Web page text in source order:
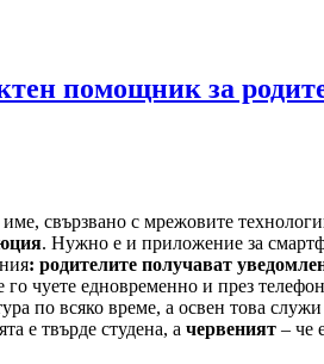
помощник за
име, свързвано с мрежовите
. Нужно е и приложение за
: родителите получават
чуете едновременно и през
по всяко време, а освен това
е твърде студена, а червеният – че